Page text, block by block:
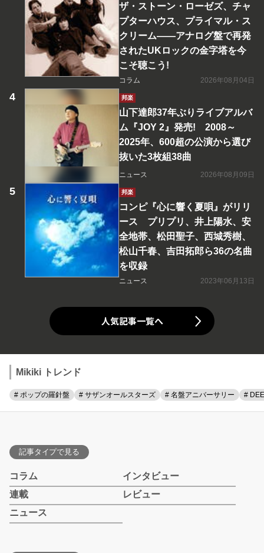
ザ・ストーン・ローゼズ、チャ
プターハウス、プライマル・ス
クリーム――アナログ盤で再発
されたUKロックの金字塔を今
こそ聴こう!
コラム 2026年08月04日
邦楽
山下達郎37年ぶりライブアルバ
ム『JOY 2』発売! 2008～
2025年、600超の公演から選び
抜いた3枚組38曲
ニュース 2026年08月09日
邦楽
コンピ『心に響く夏唄』がリリ
ース プリプリ、井上陽水、安
全地帯、松田聖子、西城秀樹、
松山千春、吉田拓郎ら36の名曲
を収録
ニュース 2023年06月13日
人気記事一覧へ
Mikiki トレンド
# ポップの羅針盤 # サザンオールスターズ # 名盤アニバーサリー #
記事タイプで見る
コラム
インタビュー
連載
レビュー
ニュース